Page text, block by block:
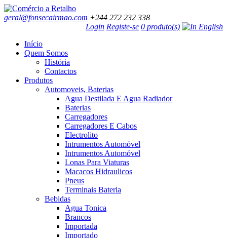
geral@fonsecairmao.com +244 272 232 338
Login Registe-se 0 produto(s)
Início
Quem Somos
História
Contactos
Produtos
Automoveis, Baterias
Agua Destilada E Agua Radiador
Baterias
Carregadores
Carregadores E Cabos
Electrolito
Intrumentos Automóvel
Intrumentos Automóvel
Lonas Para Viaturas
Macacos Hidraulicos
Pneus
Terminais Bateria
Bebidas
Agua Tonica
Brancos
Importada
Importado